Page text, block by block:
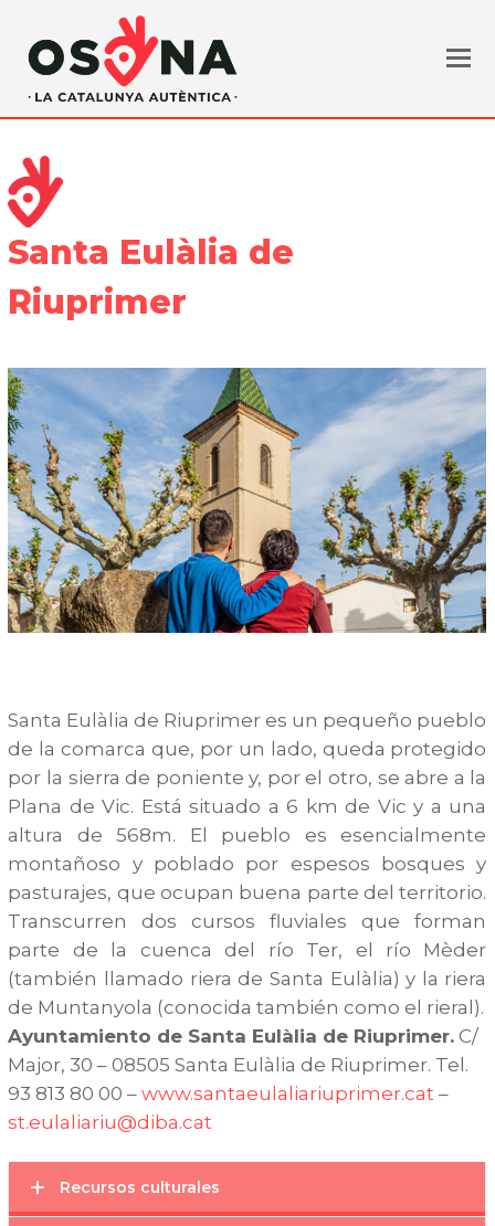
Santa Eulàlia de
Riuprimer
Santa Eulàlia de Riuprimer es un pequeño pueblo
de la comarca que, por un lado, queda protegido
por la sierra de poniente y, por el otro, se abre a la
Plana de Vic. Está situado a 6 km de Vic y a una
altura de 568m. El pueblo es esencialmente
montañoso y poblado por espesos bosques y
pasturajes, que ocupan buena parte del territorio.
Transcurren dos cursos fluviales que forman
parte de la cuenca del río Ter, el río Mèder
(también llamado riera de Santa Eulàlia) y la riera
de Muntanyola (conocida también como el rieral).
Ayuntamiento de Santa Eulàlia de Riuprimer. C/
Major, 30 – 08505 Santa Eulàlia de Riuprimer. Tel.
93 813 80 00 –www.santaeulaliariuprimer.cat –
st.eulaliariu@diba.cat
Recursos culturales